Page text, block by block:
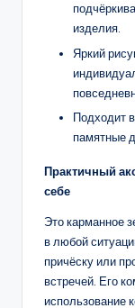
изделия.
Яркий
Подходит
памятные
Практичный
себе
Это карманное
в любой
причёску или
встречей. Его
использование